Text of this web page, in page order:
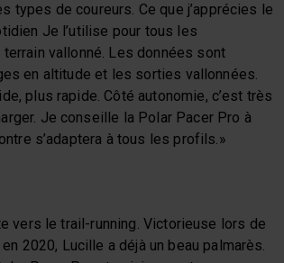
types de coureurs. Ce que j’apprécies le
Je l’utilise pour tous les
vallonné. Les données sont
en altitude et les sorties vallonnées.
plus rapide. Côté autonomie, c’est très
Je conseille la Polar Pacer Pro à
s’adaptera à tous les profils.»
vers le trail-running. Victorieuse lors de
2020, Lucille a déjà un beau palmarès.